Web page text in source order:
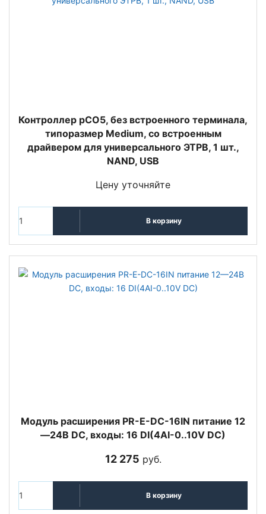
Контроллер pCO5, без встроенного терминала,
типоразмер Medium, со встроенным
драйвером для универсального ЭТРВ, 1 шт.,
NAND, USB
Цену уточняйте
В корзину
Модуль расширения PR-E-DC-16IN питание 12
—24В DC, входы: 16 DI(4AI-0..10V DC)
12 275 руб.
В корзину